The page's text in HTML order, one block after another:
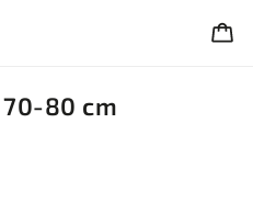
70-80 cm